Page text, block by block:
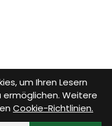
um Ihren Lesern
Weitere
Cookie-Richtlinien.